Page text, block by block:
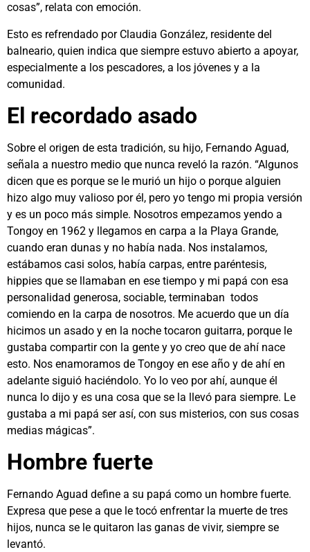
cosas”, relata con emoción.
Esto es refrendado por Claudia González, residente del
balneario, quien indica que siempre estuvo abierto a apoyar,
especialmente a los pescadores, a los jóvenes y a la
comunidad.
El recordado asado
Sobre el origen de esta tradición, su hijo, Fernando Aguad,
señala a nuestro medio que nunca reveló la razón. “Algunos
dicen que es porque se le murió un hijo o porque alguien
hizo algo muy valioso por él, pero yo tengo mi propia versión
y es un poco más simple. Nosotros empezamos yendo a
Tongoy en 1962 y llegamos en carpa a la Playa Grande,
cuando eran dunas y no había nada. Nos instalamos,
estábamos casi solos, había carpas, entre paréntesis,
hippies que se llamaban en ese tiempo y mi papá con esa
personalidad generosa, sociable, terminaban todos
comiendo en la carpa de nosotros. Me acuerdo que un día
hicimos un asado y en la noche tocaron guitarra, porque le
gustaba compartir con la gente y yo creo que de ahí nace
esto. Nos enamoramos de Tongoy en ese año y de ahí en
adelante siguió haciéndolo. Yo lo veo por ahí, aunque él
nunca lo dijo y es una cosa que se la llevó para siempre. Le
gustaba a mi papá ser así, con sus misterios, con sus cosas
medias mágicas”.
Hombre fuerte
Fernando Aguad define a su papá como un hombre fuerte.
Expresa que pese a que le tocó enfrentar la muerte de tres
hijos, nunca se le quitaron las ganas de vivir, siempre se
levantó.